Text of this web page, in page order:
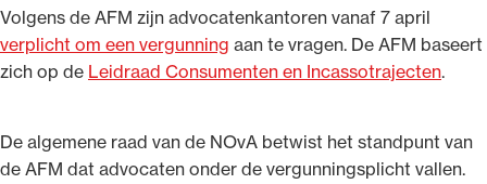
Volgens de AFM zijn advocatenkantoren vanaf 7 april
verplicht om een vergunning aan te vragen. De AFM baseert
zich op de Leidraad Consumenten en Incassotrajecten.
De algemene raad van de NOvA betwist het standpunt van
de AFM dat advocaten onder de vergunningsplicht vallen.
Van de Advocatenwet tot de Verordening op
de advocatuur (Voda) en de Regeling op de
advocatuur (Roda).